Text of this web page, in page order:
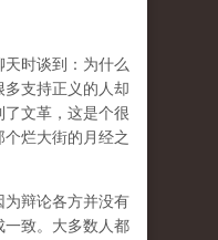
天时谈到：为什么
支持正义的人却
文革，这是个很
烂大街的月经之
为辩论各方并没有
一致。大多数人都